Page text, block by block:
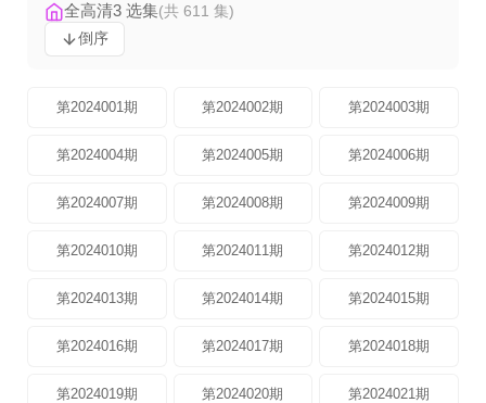
全高清3 选集(共 611 集)
倒序
第2024001期 第2024002期 第2024003期
第2024004期 第2024005期 第2024006期
第2024007期 第2024008期 第2024009期
第2024010期 第2024011期 第2024012期
第2024013期 第2024014期 第2024015期
第2024016期 第2024017期 第2024018期
第2024019期 第2024020期 第2024021期